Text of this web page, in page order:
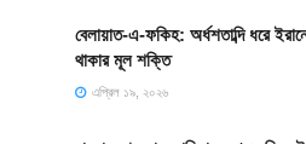
বেলায়াত-এ-ফকিহ: অর্ধশতাব্দি ধরে
থাকার মূল শক্তি
এপ্রিল ১৯, ২০২৬